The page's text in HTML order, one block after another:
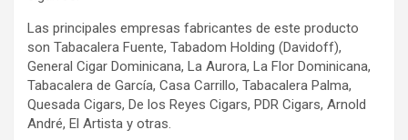
Las principales empresas fabricantes de este producto
son Tabacalera Fuente, Tabadom Holding (Davidoff),
General Cigar Dominicana, La Aurora, La Flor Dominicana,
Tabacalera de García, Casa Carrillo, Tabacalera Palma,
Quesada Cigars, De los Reyes Cigars, PDR Cigars, Arnold
André, El Artista y otras.